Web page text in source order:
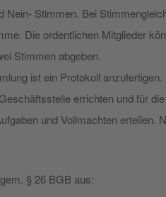
Nein- Stimmen. Bei
Die ordentlichen Mitglieder
Stimmen abgeben.
ist ein Protokoll
errichten und
und Vollmachten erteilen.
§ 26 BGB aus: